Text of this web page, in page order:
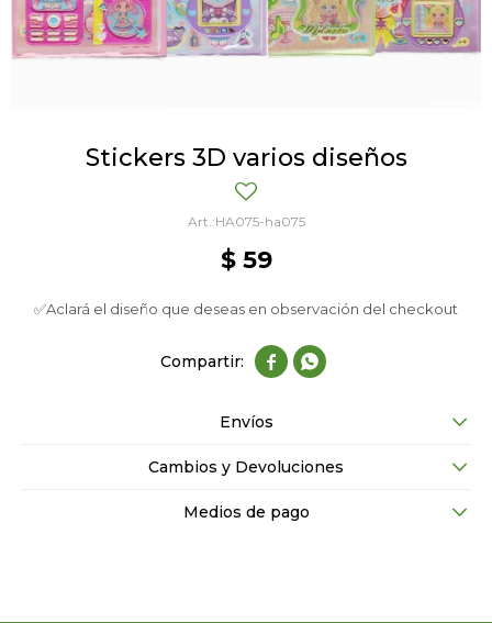
Stickers 3D varios diseños
HA075-ha075
$ 59
✅Aclará el diseño que deseas en observación del checkout
 
Envíos
Cambios y Devoluciones
Medios de pago